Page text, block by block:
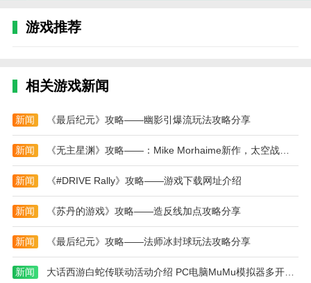
4、收集装备和资源，提升角色能力，解锁更多剧
情和事件；
验持续成长的满足感。
挂机才会赢游戏完美结合了文字冒险的沉浸体验与
挂机玩法的轻松便捷。它既适合喜欢剧情探索的玩家，
也满足了忙碌用户对无压力游戏的需求。丰富多彩的剧
情与多样的成长路线，让游戏内容耐玩不单调。自动化
的挂机机制，让你在放松休闲的同时，也能感受到角色
不断变强的乐趣。如果你想体验一款能边玩边放手的文
字冒险游戏，挂机才会赢游戏无疑是不错的选择。
本站为您提供挂机才会赢的 手机游戏 ，欢迎大家
记住本站网址，本站是您下载安卓手游app最好的网
游戏推荐
相关游戏新闻
新闻 《最后纪元》攻略——幽影引爆流玩法攻略分享
新闻 《无主星渊》攻略——：Mike Morhaime新作，太空战术的无限可能
新闻 《#DRIVE Rally》攻略——游戏下载网址介绍
新闻 《苏丹的游戏》攻略——造反线加点攻略分享
新闻 《最后纪元》攻略——法师冰封球玩法攻略分享
新闻 大话西游白蛇传联动活动介绍 PC电脑MuMu模拟器多开同步远程教程